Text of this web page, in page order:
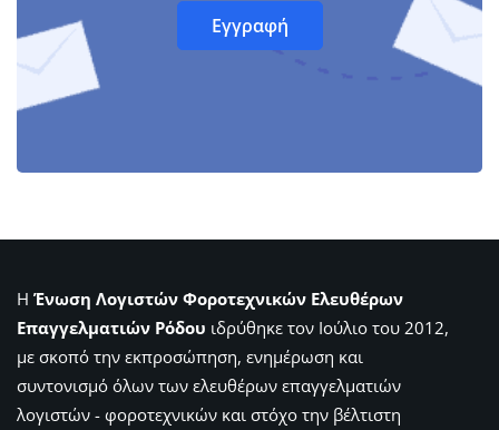
Η Ένωση Λογιστών Φοροτεχνικών Ελευθέρων
Επαγγελματιών Ρόδου ιδρύθηκε τον Ιούλιο του 2012,
με σκοπό την εκπροσώπηση, ενημέρωση και
συντονισμό όλων των ελευθέρων επαγγελματιών
λογιστών - φοροτεχνικών και στόχο την βέλτιστη